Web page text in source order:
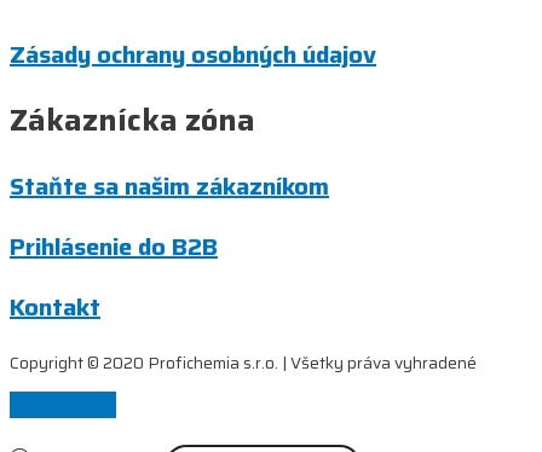
Zásady ochrany osobných údajov
Zákaznícka zóna
Staňte sa našim zákazníkom
Prihlásenie do B2B
Kontakt
Copyright © 2020 Profichemia s.r.o. | Všetky práva vyhradené